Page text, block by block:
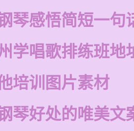
琴感悟简短一句
学唱歌排练班地
培训图片素材
琴好处的唯美文